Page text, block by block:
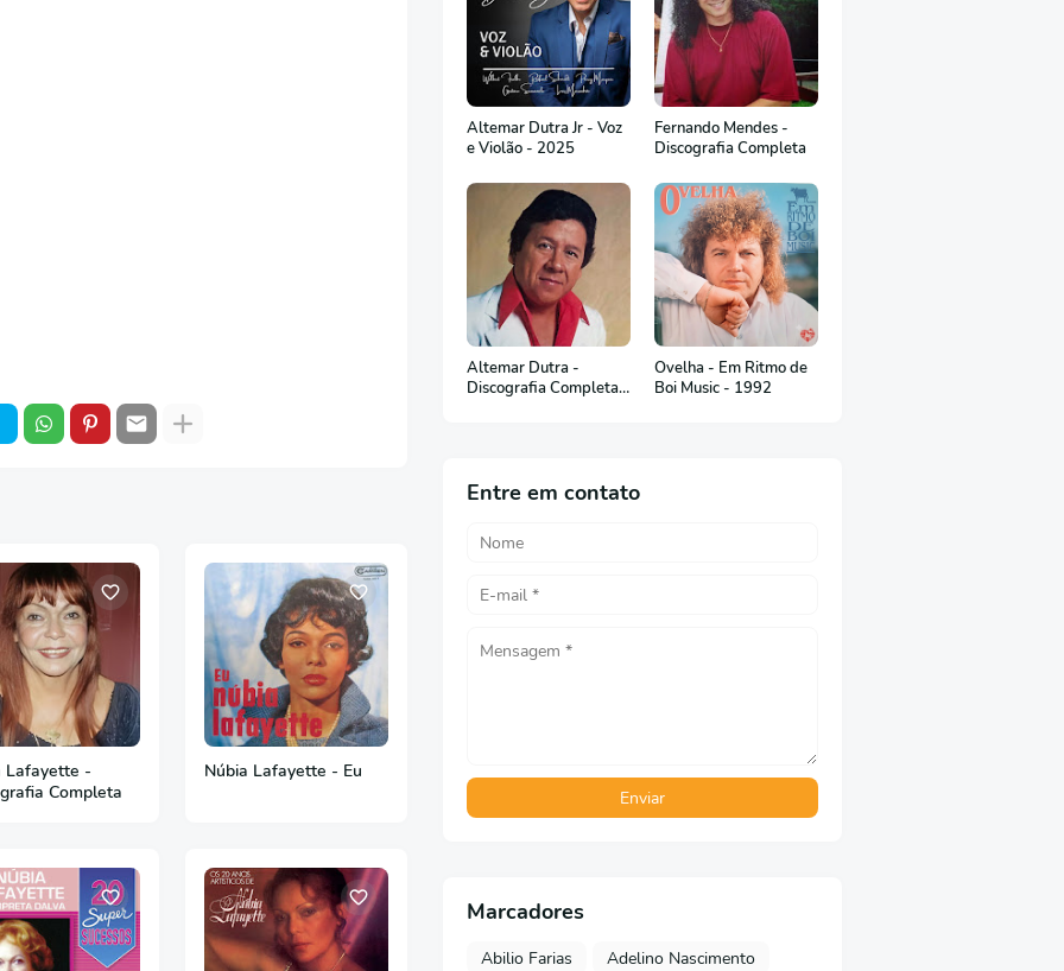
Lafayette -
Completa
Núbia Lafayette - Eu
Altemar Dutra Jr - Voz
e Violão - 2025
Fernando Mendes -
Discografia Completa
Altemar Dutra -
Discografia Completa
Ovelha - Em Ritmo de
Boi Music - 1992
Entre em contato
Marcadores
Abilio Farias
Adelino Nascimento